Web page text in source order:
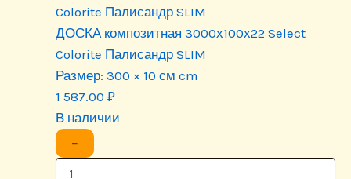
Colorite Палисандр SLIM
ДОСКА композитная 3000х100х22 Select
Colorite Палисандр SLIM
Размер: 300 × 10 см cm
1 587.00 ₽
В наличии
−